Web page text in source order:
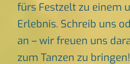
fürs Festzelt zu einem
Erlebnis. Schreib uns
an – wir freuen uns
zum Tanzen zu bringen!